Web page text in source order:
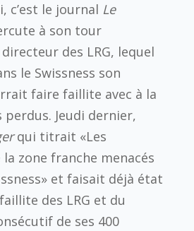
c’est le journal Le
à son tour
des LRG, lequel
le Swissness son
faire faillite avec à la
perdus. Jeudi dernier,
qui titrait «Les
zone franche menacés
et faisait déjà état
des LRG et du
de ses 400